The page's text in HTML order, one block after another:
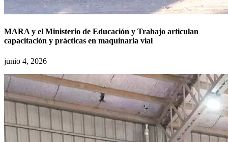
MARA y el Ministerio de Educación y Trabajo articulan
capacitación y prácticas en maquinaria vial
junio 4, 2026